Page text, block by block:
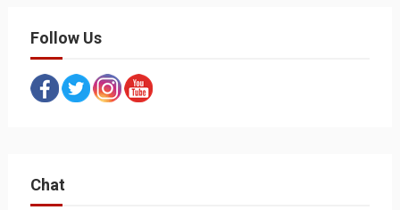
Follow Us
Chat